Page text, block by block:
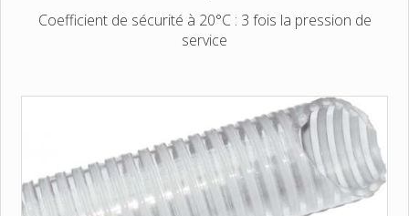
Coefficient de sécurité à 20°C : 3 fois la pression de
service